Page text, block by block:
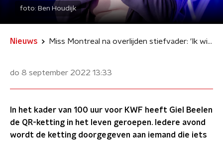
foto: Ben Houdijk
Nieuws Miss Montreal na overlijden stiefvader: 'Ik wist niet of ik het recht had om pijn te hebben'
do 8 september 2022 13:33
In het kader van 100 uur voor KWF heeft Giel Beelen
de QR-ketting in het leven geroepen. Iedere avond
wordt de ketting doorgegeven aan iemand die iets